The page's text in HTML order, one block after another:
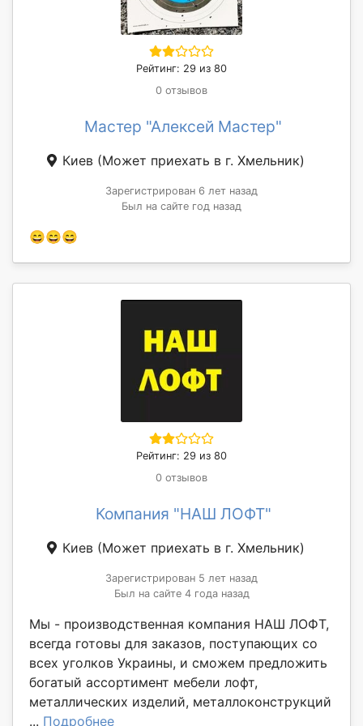
Рейтинг: 29 из 80
0 отзывов
Мастер "Алексей Мастер"
Киев (Может приехать в г. Хмельник)
Зарегистрирован 6 лет назад
Был на сайте год назад
😄😄😄
Рейтинг: 29 из 80
0 отзывов
Компания "НАШ ЛОФТ"
Киев (Может приехать в г. Хмельник)
Зарегистрирован 5 лет назад
Был на сайте 4 года назад
Мы - производственная компания НАШ ЛОФТ,
всегда готовы для заказов, поступающих со
всех уголков Украины, и сможем предложить
богатый ассортимент мебели лофт,
металлических изделий, металлоконструкций
... Подробнее